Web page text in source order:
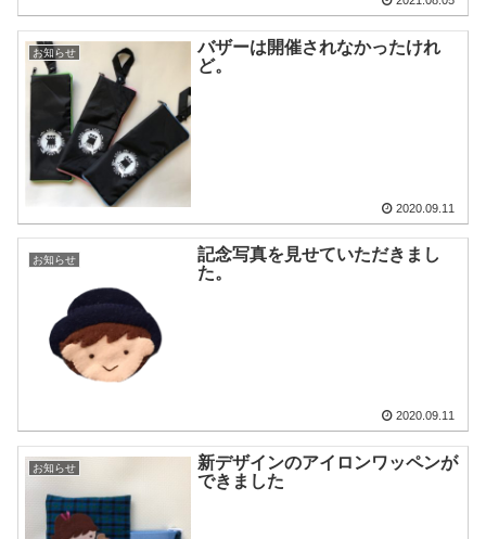
お知らせ
バザーは開催されなかったけれ
ど。
2020.09.11
お知らせ
記念写真を見せていただきまし
た。
2020.09.11
お知らせ
新デザインのアイロンワッペンが
できました